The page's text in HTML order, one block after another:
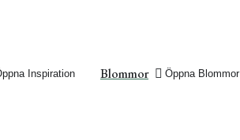
Inspiration Blommor Öppna Blommor